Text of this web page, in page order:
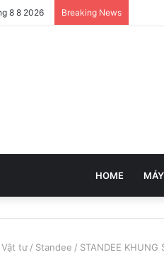
8 8 2026 Breaking News
HOME
Vật tư / Standee / STANDEE